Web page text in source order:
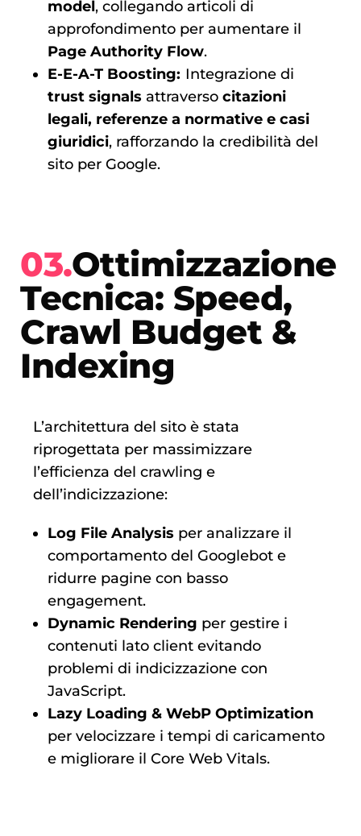
model, collegando articoli di
approfondimento per aumentare il
Page Authority Flow.
E-E-A-T Boosting: Integrazione di
trust signals attraverso citazioni
legali, referenze a normative e casi
giuridici, rafforzando la credibilità del
sito per Google.
03.Ottimizzazione
Tecnica: Speed,
Crawl Budget &
Indexing
L’architettura del sito è stata
riprogettata per massimizzare
l’efficienza del crawling e
dell’indicizzazione:
Log File Analysis per analizzare il
comportamento del Googlebot e
ridurre pagine con basso
engagement.
Dynamic Rendering per gestire i
contenuti lato client evitando
problemi di indicizzazione con
JavaScript.
Lazy Loading & WebP Optimization
per velocizzare i tempi di caricamento
e migliorare il Core Web Vitals.